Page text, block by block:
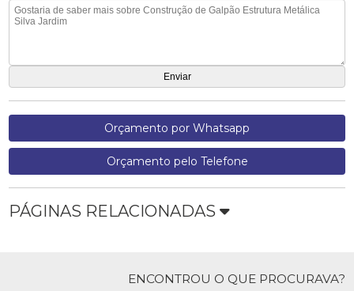
Orçamento por Whatsapp
Orçamento pelo Telefone
PÁGINAS RELACIONADAS
ENCONTROU O QUE PROCURAVA?